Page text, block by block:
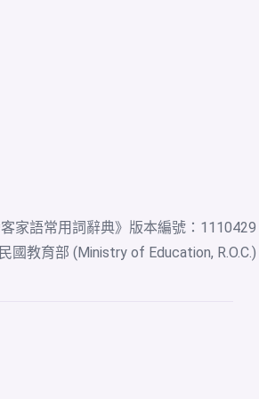
家語常用詞辭典》版本編號：1110429
國教育部 (Ministry of Education, R.O.C.)